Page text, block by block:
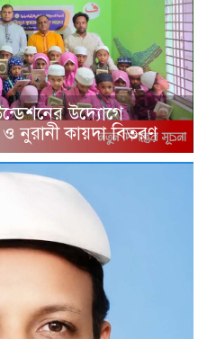
উদ্যোগে
কায়দা বিতরণ